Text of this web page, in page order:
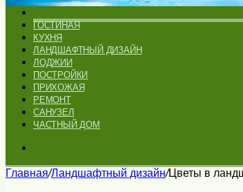
ГОСТИНАЯ
КУХНЯ
ЛАНДШАФТНЫЙ ДИЗАЙН
ЛОДЖИИ
ПОСТРОЙКИ
ПРИХОЖАЯ
РЕМОНТ
САНУЗЕЛ
ЧАСТНЫЙ ДОМ
Главная/Ландшафтный дизайн/Цветы в